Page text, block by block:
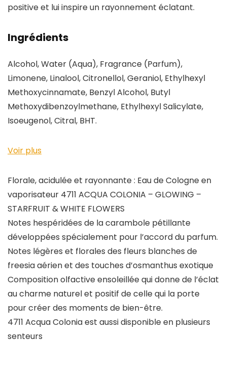
positive et lui inspire un rayonnement éclatant.
Ingrédients
Alcohol, Water (Aqua), Fragrance (Parfum),
Limonene, Linalool, Citronellol, Geraniol, Ethylhexyl
Methoxycinnamate, Benzyl Alcohol, Butyl
Methoxydibenzoylmethane, Ethylhexyl Salicylate,
Isoeugenol, Citral, BHT.
Voir plus
Florale, acidulée et rayonnante : Eau de Cologne en
vaporisateur 4711 ACQUA COLONIA – GLOWING –
STARFRUIT & WHITE FLOWERS
Notes hespéridées de la carambole pétillante
développées spécialement pour l’accord du parfum.
Notes légères et florales des fleurs blanches de
freesia aérien et des touches d’osmanthus exotique
Composition olfactive ensoleillée qui donne de l’éclat
au charme naturel et positif de celle qui la porte
pour créer des moments de bien-être.
4711 Acqua Colonia est aussi disponible en plusieurs
senteurs